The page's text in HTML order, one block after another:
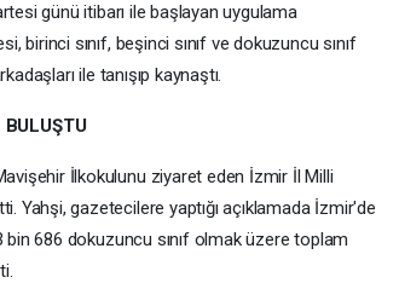
günü itibarı ile başlayan uygulama
sınıf, beşinci sınıf ve dokuzuncu sınıf
ile tanışıp kaynaştı.
BULUŞTU
İlkokulunu ziyaret eden İzmir İl Milli
gazetecilere yaptığı açıklamada İzmir'de
686 dokuzuncu sınıf olmak üzere toplam